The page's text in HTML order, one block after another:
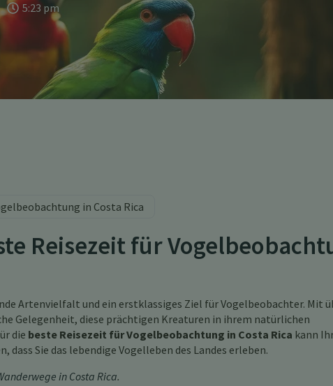
5:23 pm
in Costa Rica
Reisezeit für
Artenvielfalt und ein erstklassiges Ziel für Vogelbeobachter. Mit
Gelegenheit, diese prächtigen Kreaturen in ihrem natürlichen
die beste Reisezeit für Vogelbeobachtung in Costa Rica kann
Sie das lebendige Vogelleben des Landes erleben.
in Costa Rica.